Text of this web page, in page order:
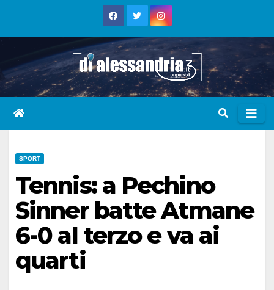
SPORT
Tennis: a Pechino
Sinner batte Atmane
6-0 al terzo e va ai
quarti